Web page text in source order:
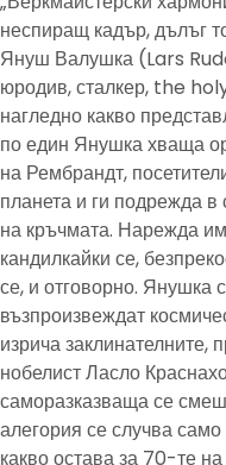
неспиращ кадър, дълъг
Януш Валушка (Lars
юродив, сталкер, the
нагледно какво
по един Янушка хваща
на Рембрандт,
планета и ги подрежда
на кръчмата. Нарежда
кандилкайки се,
се, и отговорно. Янушка
възпроизвеждат
изрича заклинателните,
нобелист Ласло
саморазказваща се
алегория се случва
какво остава за 70-те